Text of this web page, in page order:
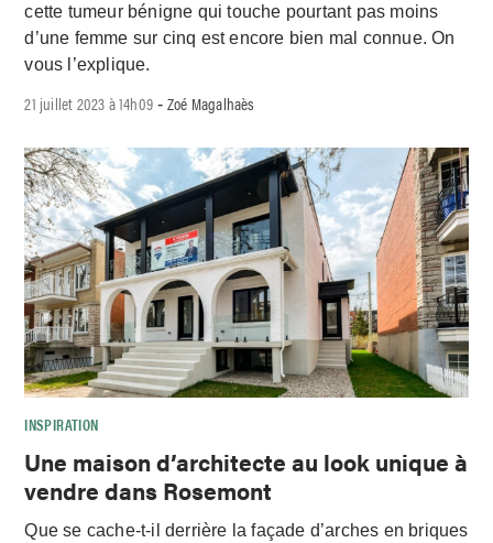
cette tumeur bénigne qui touche pourtant pas moins
d’une femme sur cinq est encore bien mal connue. On
vous l’explique.
21 juillet 2023 à 14h09 -Zoé Magalhaès
INSPIRATION
Une maison d’architecte au look unique à
vendre dans Rosemont
Que se cache-t-il derrière la façade d’arches en briques